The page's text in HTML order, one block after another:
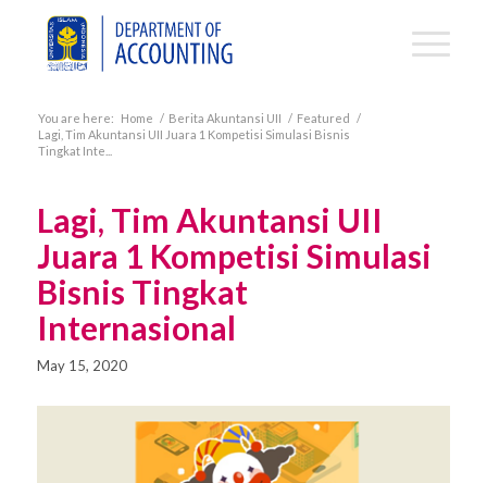
You are here: Home / Berita Akuntansi UII / Featured /
Lagi, Tim Akuntansi UII Juara 1 Kompetisi Simulasi Bisnis
Tingkat Inte...
Lagi, Tim Akuntansi UII
Juara 1 Kompetisi Simulasi
Bisnis Tingkat
Internasional
May 15, 2020